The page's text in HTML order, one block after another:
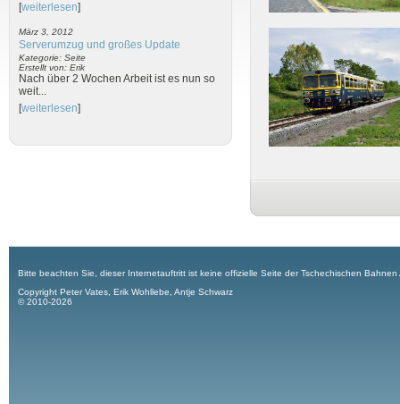
[weiterlesen]
März 3, 2012
Serverumzug und großes Update
Kategorie: Seite
Erstellt von: Erik
Nach über 2 Wochen Arbeit ist es nun so
weit...
[weiterlesen]
Bitte beachten Sie, dieser Internetauftritt ist keine offizielle Seite der Tschechischen
Copyright Peter Vates, Erik Wohllebe, Antje Schwarz
© 2010-2026